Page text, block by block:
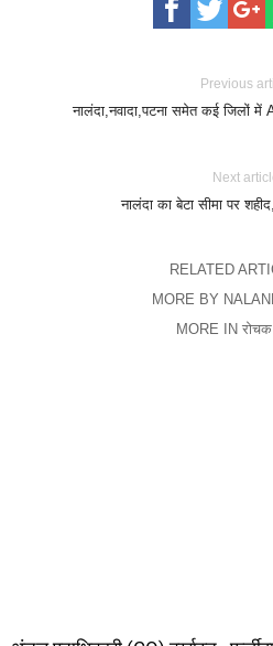
Previous
नालंदा,नवादा,पटना समेत कई जिलों
Next
नालंदा का बेटा सीमा पर
RELATED
MORE BY
MORE IN